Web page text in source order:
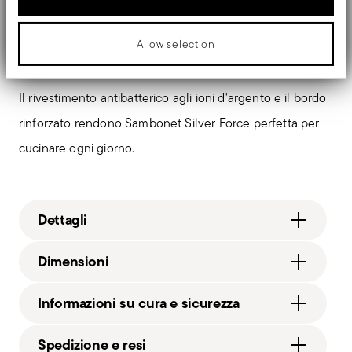
Allow selection
giorno.
Il rivestimento antibatterico agli ioni d'argento e il bordo
rinforzato rendono Sambonet Silver Force perfetta per
cucinare ogni giorno.
Dettagli
beige_grey
8014808498879
Dimensioni
12,00 cm
Informazioni su cura e sicurezza
Spedizione e resi